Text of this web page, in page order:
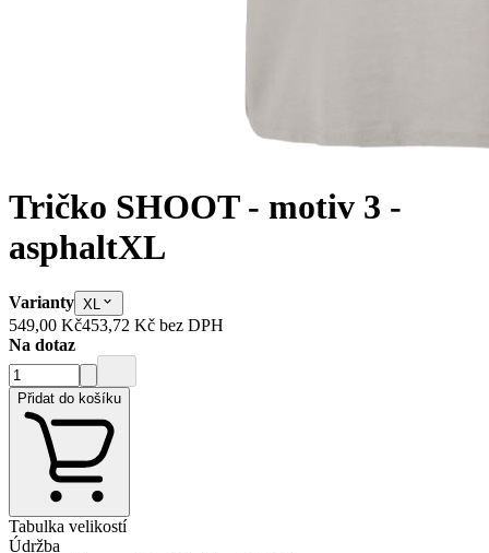
Tričko SHOOT - motiv 3 -
asphaltXL
Varianty XL
549,00 Kč453,72 Kč bez DPH
Na dotaz
Přidat do košíku
Tabulka velikostí
Údržba